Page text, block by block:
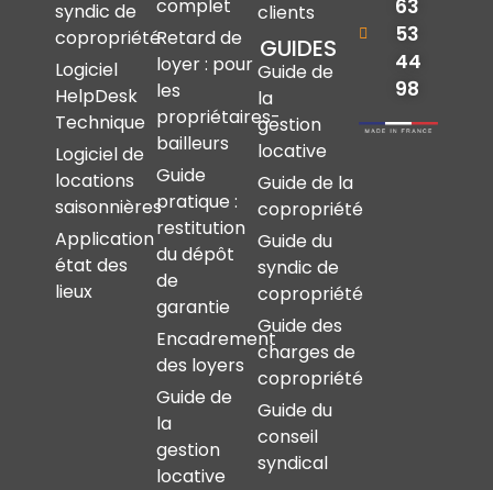
syndic de
copropriété
Logiciel
HelpDesk
Technique
Logiciel de
locations
saisonnières
Application
état des
lieux
complet
Retard de
loyer : pour
les
propriétaires-
bailleurs
Guide
pratique :
restitution
du dépôt
de
garantie
Encadrement
des loyers
Guide de
la
gestion
locative
clients
GUIDES
Guide de
la
gestion
locative
Guide de la
copropriété
Guide du
syndic de
copropriété
Guide des
charges de
copropriété
Guide du
conseil
syndical
63
53
44
98